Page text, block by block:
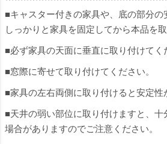
■キャスター付きの家具や、底の部分の
しっかりと家具を固定してから本品を
■必ず家具の天面に垂直に取り付けてく
■窓際に寄せて取り付けてください。
■家具の左右両側に取り付けると安定性
■天井の弱い部位に取り付けますと、
場合がありますのでご注意ください。